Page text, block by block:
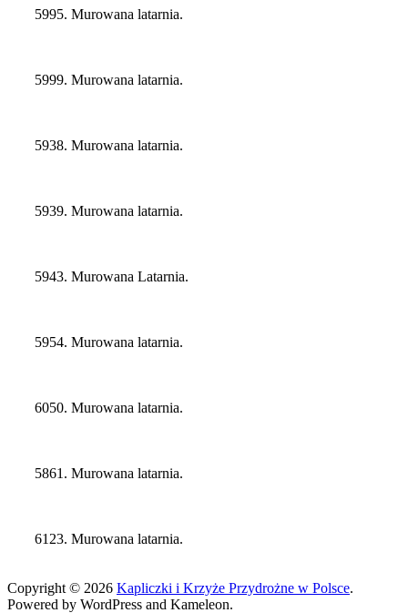
5995. Murowana latarnia.
5999. Murowana latarnia.
5938. Murowana latarnia.
5939. Murowana latarnia.
5943. Murowana Latarnia.
5954. Murowana latarnia.
6050. Murowana latarnia.
5861. Murowana latarnia.
6123. Murowana latarnia.
Copyright © 2026 Kapliczki i Krzyże Przydrożne w Polsce.
Powered by WordPress and Kameleon.